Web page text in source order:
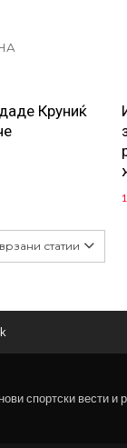
Круниќ
статии
спортски вести и